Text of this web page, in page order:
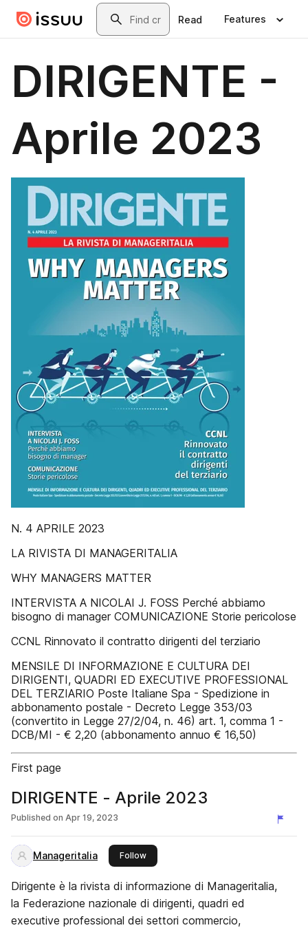
Skip to main contentSearch
Read Features
DIRIGENTE -
Aprile 2023
N. 4 APRILE 2023
LA RIVISTA DI MANAGERITALIA
WHY MANAGERS MATTER
INTERVISTA A NICOLAI J. FOSS Perché abbiamo
bisogno di manager COMUNICAZIONE Storie pericolose
CCNL Rinnovato il contratto dirigenti del terziario
MENSILE DI INFORMAZIONE E CULTURA DEI
DIRIGENTI, QUADRI ED EXECUTIVE PROFESSIONAL
DEL TERZIARIO Poste Italiane Spa - Spedizione in
abbonamento postale - Decreto Legge 353/03
(convertito in Legge 27/2/04, n. 46) art. 1, comma 1 -
DCB/MI - € 2,20 (abbonamento annuo € 16,50)
First page
DIRIGENTE - Aprile 2023
Published on Apr 19, 2023
Manageritalia Followthis publisher
Dirigente è la rivista di informazione di Manageritalia,
la Federazione nazionale di dirigenti, quadri ed
executive professional dei settori commercio,